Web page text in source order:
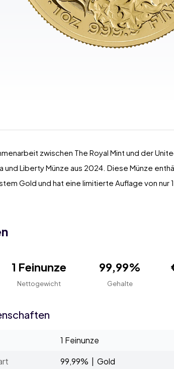
zwischen The Royal Mint und der
und Liberty Münze aus 2024. Diese Münze
Gold und hat eine limitierte Auflage von nur
1 Feinunze
Nettogewicht
99,99%
Gehalte
1 Feinunze
99,99% | Gold